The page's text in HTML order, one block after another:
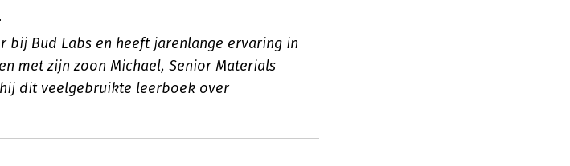
bij Bud Labs en heeft jarenlange ervaring in
met zijn zoon Michael, Senior Materials
dit veelgebruikte leerboek over